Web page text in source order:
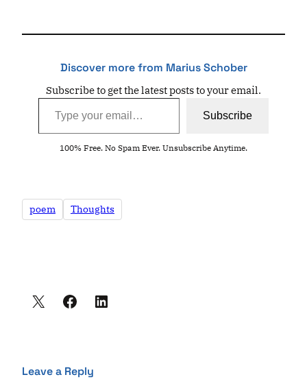
Discover more from Marius Schober
Subscribe to get the latest posts to your email.
Type your email…
Subscribe
100% Free. No Spam Ever. Unsubscribe Anytime.
poem Thoughts
Leave a Reply